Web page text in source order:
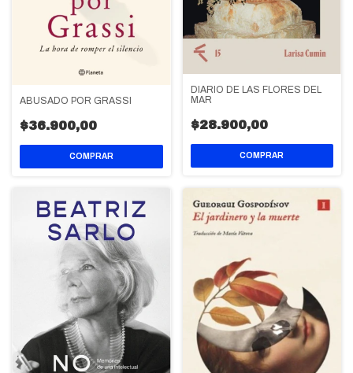
ABUSADO POR GRASSI
$36.900,00
DIARIO DE LAS FLORES DEL
MAR
$28.900,00